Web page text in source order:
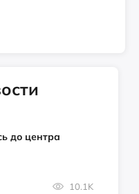
до центра
10.1K